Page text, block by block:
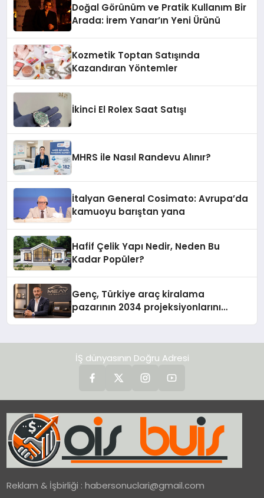
Doğal Görünüm ve Pratik Kullanım Bir
Arada: İrem Yanar’ın Yeni Ürünü
Kozmetik Toptan Satışında
Kazandıran Yöntemler
İkinci El Rolex Saat Satışı
MHRS ile Nasıl Randevu Alınır?
İtalyan General Cosimato: Avrupa’da
kamuoyu barıştan yana
Hafif Çelik Yapı Nedir, Neden Bu
Kadar Popüler?
Genç, Türkiye araç kiralama
pazarının 2034 projeksiyonlarını
İŞ dünyasının Doğru Adresi
Reklam & İşbirliği :habersonuclari@gmail.com